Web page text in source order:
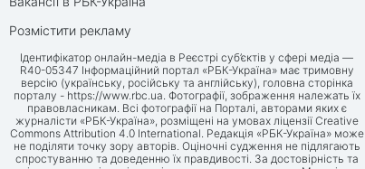
Розмістити рекламу
Ідентифікатор онлайн-медіа в Реєстрі суб’єктів у сфері медіа —
R40-05347 Інформаційний портал «РБК-Україна» має тримовну
версію (українську, російську та англійську), головна сторінка
порталу - https://www.rbc.ua. Фотографії, зображення належать їх
правовласникам. Всі фотографії на Порталі, авторами яких є
журналісти «РБК-Україна», розміщені на умовах ліцензії Creative
Commons Attribution 4.0 International. Редакція «РБК-Україна» може
не поділяти точку зору авторів. Оціночні судження не підлягають
спростуванню та доведенню їх правдивості. За достовірність та